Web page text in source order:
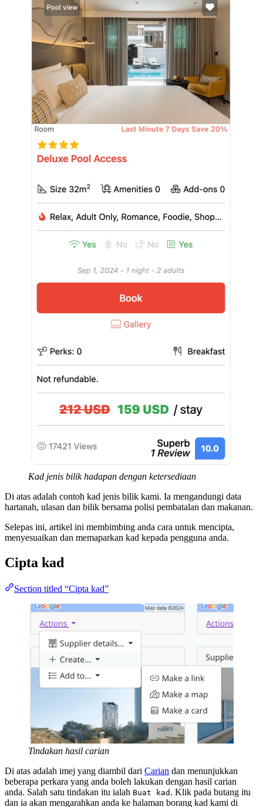
Kad jenis bilik hadapan dengan ketersediaan
Di atas adalah contoh kad jenis bilik kami. Ia mengandungi data
hartanah, ulasan dan bilik bersama polisi pembatalan dan makanan.
Selepas ini, artikel ini membimbing anda cara untuk mencipta,
menyesuaikan dan memaparkan kad kepada pengguna anda.
Cipta kad
Section titled “Cipta kad”
Tindakan hasil carian
Di atas adalah imej yang diambil dari Carian dan menunjukkan
beberapa perkara yang anda boleh lakukan dengan hasil carian
anda. Salah satu tindakan itu ialah Buat kad . Klik pada butang itu
dan ia akan mengarahkan anda ke halaman borang kad kami di